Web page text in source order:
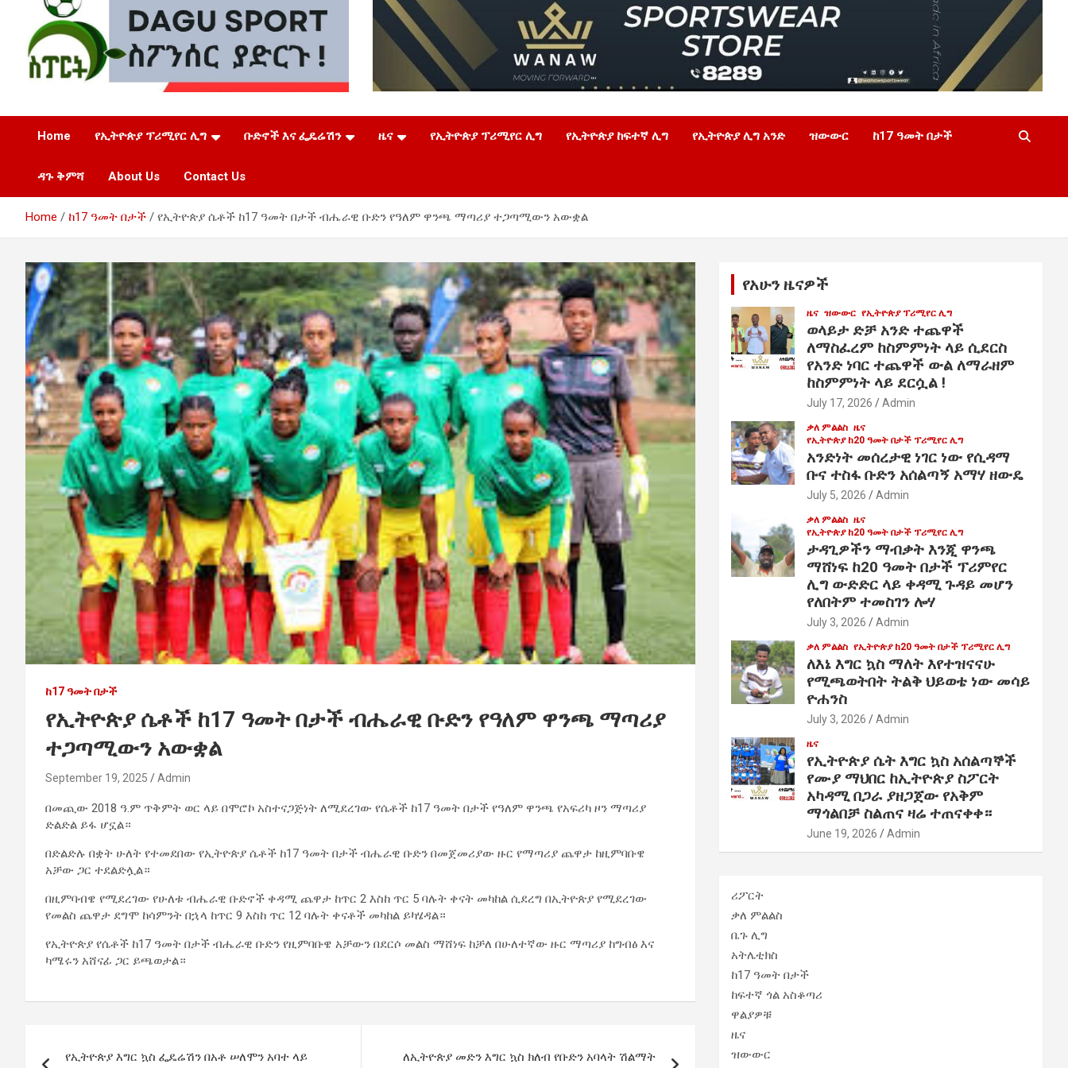
ዳጉ ስፖርት
Home የኢትዮጵያ ፕሪሚየር ሊግ ቡድኖች እና ፌዴሬሽን ዜና የኢትዮጵያ ፕሪሚየር ሊግ የኢትዮጵያ ከፍተኛ ሊግ የኢትዮጵያ ሊግ አንድ ዝውውር ከ17 ዓመት በታች
ዳጉ ቅምሻ About Us Contact Us
Home ከ17 ዓመት በታች የኢትዮጵያ ሴቶች ከ17 ዓመት በታች ብሔራዊ ቡድን የዓለም ዋንጫ ማጣሪያ ተጋጣሚውን አውቋል
ከ17 ዓመት በታች
የኢትዮጵያ ሴቶች ከ17 ዓመት በታች ብሔራዊ ቡድን የዓለም ዋንጫ ማጣሪያ
ተጋጣሚውን አውቋል
September 19, 2025 Admin
በመጪው 2018 ዓ.ም ጥቅምት ወር ላይ በሞሮኮ አስተናጋጅነት ለሚደረገው የሴቶች ከ17 ዓመት በታች የዓለም ዋንጫ የአፍሪካ ዞን ማጣሪያ
ድልድል ይፋ ሆኗል።
በድልድሉ በቋት ሁለት የተመደበው የኢትዮጵያ ሴቶች ከ17 ዓመት በታች ብሔራዊ ቡድን በመጀመሪያው ዙር የማጣሪያ ጨዋታ ከዚምባቡዌ
አቻው ጋር ተደልድሏል።
በዚምባብዌ የሚደረገው የሁለቱ ብሔራዊ ቡድኖች ቀዳሚ ጨዋታ ከጥር 2 እስከ ጥር 5 ባሉት ቀናት መካከል ሲደረግ በኢትዮጵያ የሚደረገው
የመልስ ጨዋታ ደግሞ ከሳምንት በኋላ ከጥር 9 እስከ ጥር 12 ባሉት ቀናቶች መካከል ይካሄዳል።
የኢትዮጵያ የሴቶች ከ17 ዓመት በታች ብሔራዊ ቡድን የዚምባቡዌ አቻውን በደርሶ መልስ ማሸነፍ ከቻለ በሁለተኛው ዙር ማጣሪያ ከግብፅ እና
ካሜሩን አሸናፊ ጋር ይጫወታል።
የኢትዮጵያ እግር ኳስ ፌዴሬሽን በአቶ ሠለሞን አባተ ላይ
‎ለኢትዮጵያ መድን እግር ኳስ ክለብ የቡድን አባላት ሽልማት
የአሁን ዜናዎች
ዜና ዝውውር የኢትዮጵያ ፕሪሚየር ሊግ
ወላይታ ድቻ አንድ ተጨዋች
ለማስፈረም ከስምምነት ላይ ሲደርስ
የአንድ ነባር ተጨዋች ውል ለማራዘም
ከስምምነት ላይ ደርሷል !
July 17, 2026 Admin
ቃለ ምልልስ ዜና
የኢትዮጵያ ከ20 ዓመት በታች ፕሪሚየር ሊግ
አንድነት መሰረታዊ ነገር ነው የሲዳማ
ቡና ተስፋ ቡድን አሰልጣኝ አማሃ ዘውዴ
July 5, 2026 Admin
ቃለ ምልልስ ዜና
የኢትዮጵያ ከ20 ዓመት በታች ፕሪሚየር ሊግ
ታዳጊዎችን ማብቃት እንጂ ዋንጫ
ማሸነፍ ከ20 ዓመት በታች ፕሪምየር
ሊግ ውድድር ላይ ቀዳሚ ጉዳይ መሆን
የለበትም ተመስገን ሎሃ
July 3, 2026 Admin
ቃለ ምልልስ የኢትዮጵያ ከ20 ዓመት በታች ፕሪሚየር ሊግ
ለእኔ እግር ኳስ ማለት እየተዝናናሁ
የሚጫወትበት ትልቅ ህይወቴ ነው መሳይ
ዮሐንስ
July 3, 2026 Admin
ዜና
የኢትዮጵያ ሴት እግር ኳስ አሰልጣኞች
የሙያ ማህበር ከኢትዮጵያ ስፖርት
አካዳሚ በጋራ ያዘጋጀው የአቅም
ማጎልበቻ ስልጠና ዛሬ ተጠናቀቀ።
June 19, 2026 Admin
ሪፖርት
ቃለ ምልልስ
ቤጉ ሊግ
አትሌቲክስ
ከ17 ዓመት በታች
ከፍተኛ ጎል አስቆጣሪ
ዋልያዎቹ
ዜና
ዝውውር